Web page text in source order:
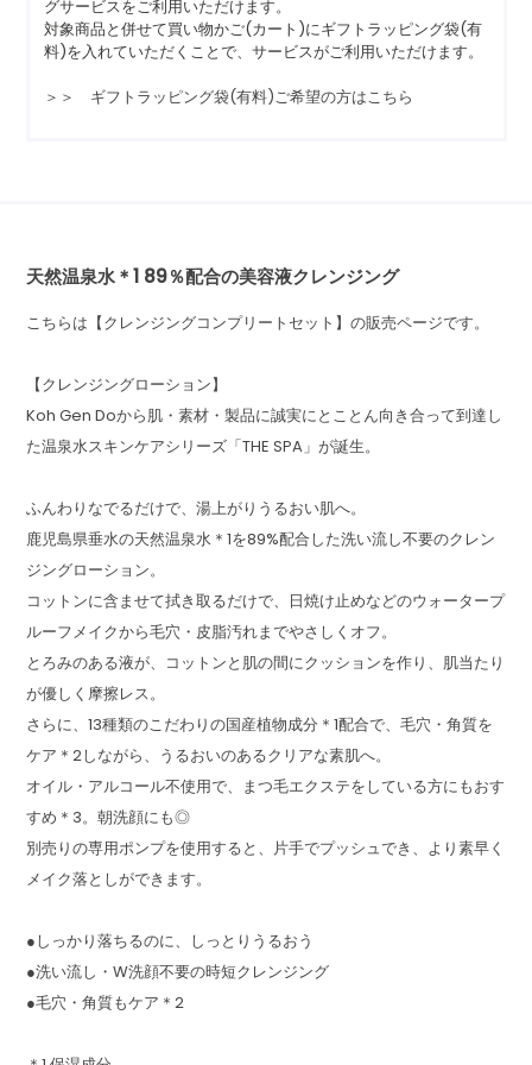
グサービスをご利用いただけます。
対象商品と併せて買い物かご(カート)にギフトラッピング袋(有
料)を入れていただくことで、サービスがご利用いただけます。
＞＞ ギフトラッピング袋(有料)ご希望の方はこちら
天然温泉水＊1 89％配合の美容液クレンジング
こちらは【クレンジングコンプリートセット】の販売ページです。
【クレンジングローション】
Koh Gen Doから肌・素材・製品に誠実にとことん向き合って到達し
た温泉水スキンケアシリーズ「THE SPA」が誕生。
ふんわりなでるだけで、湯上がりうるおい肌へ。
鹿児島県垂水の天然温泉水＊1を89%配合した洗い流し不要のクレン
ジングローション。
コットンに含ませて拭き取るだけで、日焼け止めなどのウォータープ
ルーフメイクから毛穴・皮脂汚れまでやさしくオフ。
とろみのある液が、コットンと肌の間にクッションを作り、肌当たり
が優しく摩擦レス。
さらに、13種類のこだわりの国産植物成分＊1配合で、毛穴・角質を
ケア＊2しながら、うるおいのあるクリアな素肌へ。
オイル・アルコール不使用で、まつ毛エクステをしている方にもおす
すめ＊3。朝洗顔にも◎
別売りの専用ポンプを使用すると、片手でプッシュでき、より素早く
メイク落としができます。
●しっかり落ちるのに、しっとりうるおう
●洗い流し・W洗顔不要の時短クレンジング
●毛穴・角質もケア＊2